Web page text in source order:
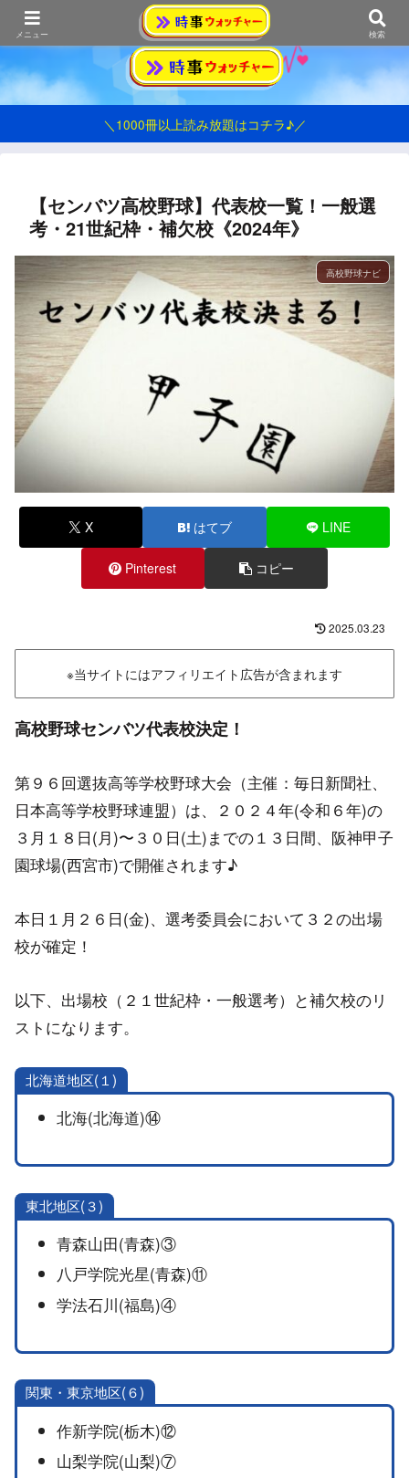
おうみ発シンプル情報ブログ
＼1000冊以上読み放題はコチラ♪／
【センバツ高校野球】代表校一覧！一般選
考・21世紀枠・補欠校《2024年》
高校野球ナビ
X はてブ LINE
Pinterest コピー
2025.03.23
※当サイトにはアフィリエイト広告が含まれます
高校野球センバツ代表校決定！
第９６回選抜高等学校野球大会（主催：毎日新聞社、
日本高等学校野球連盟）は、２０２４年(令和６年)の
３月１８日(月)〜３０日(土)までの１３日間、阪神甲子
園球場(西宮市)で開催されます♪
本日１月２６日(金)、選考委員会において３２の出場
校が確定！
以下、出場校（２１世紀枠・一般選考）と補欠校のリ
ストになります。
北海道地区(１)
北海(北海道)⑭
東北地区(３)
青森山田(青森)③
八戸学院光星(青森)⑪
学法石川(福島)④
関東・東京地区(６)
作新学院(栃木)⑫
山梨学院(山梨)⑦
メニュー 検索